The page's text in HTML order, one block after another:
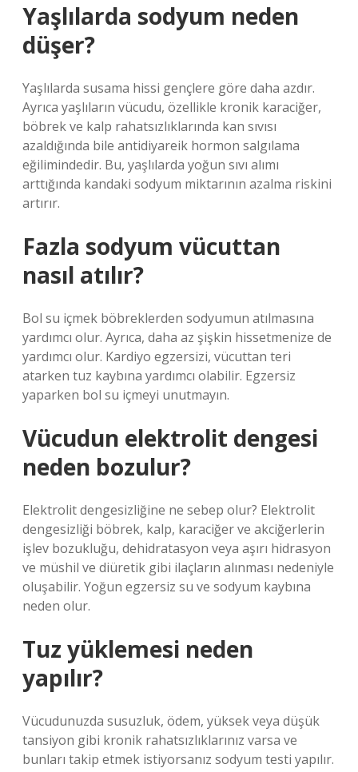
Yaşlılarda sodyum neden
düşer?
Yaşlılarda susama hissi gençlere göre daha azdır.
Ayrıca yaşlıların vücudu, özellikle kronik karaciğer,
böbrek ve kalp rahatsızlıklarında kan sıvısı
azaldığında bile antidiyareik hormon salgılama
eğilimindedir. Bu, yaşlılarda yoğun sıvı alımı
arttığında kandaki sodyum miktarının azalma riskini
artırır.
Fazla sodyum vücuttan
nasıl atılır?
Bol su içmek böbreklerden sodyumun atılmasına
yardımcı olur. Ayrıca, daha az şişkin hissetmenize de
yardımcı olur. Kardiyo egzersizi, vücuttan teri
atarken tuz kaybına yardımcı olabilir. Egzersiz
yaparken bol su içmeyi unutmayın.
Vücudun elektrolit dengesi
neden bozulur?
Elektrolit dengesizliğine ne sebep olur? Elektrolit
dengesizliği böbrek, kalp, karaciğer ve akciğerlerin
işlev bozukluğu, dehidratasyon veya aşırı hidrasyon
ve müshil ve diüretik gibi ilaçların alınması nedeniyle
oluşabilir. Yoğun egzersiz su ve sodyum kaybına
neden olur.
Tuz yüklemesi neden
yapılır?
Vücudunuzda susuzluk, ödem, yüksek veya düşük
tansiyon gibi kronik rahatsızlıklarınız varsa ve
bunları takip etmek istiyorsanız sodyum testi yapılır.